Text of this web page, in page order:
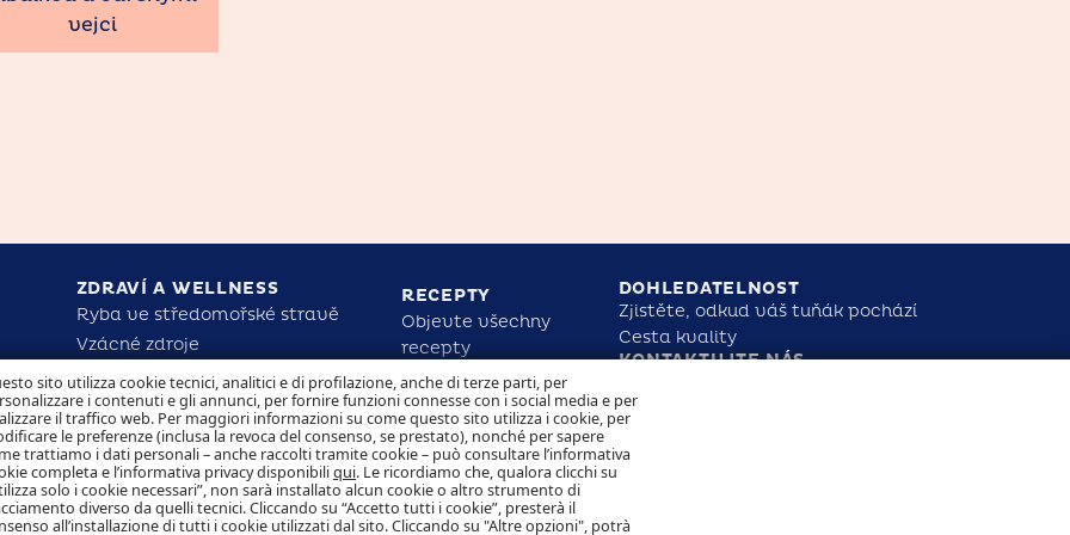
sito utilizza cookie tecnici, analitici e di profilazione, anche di terze parti, per
i contenuti e gli annunci, per fornire funzioni connesse con i social media e per
il traffico web. Per maggiori informazioni su come questo sito utilizza i cookie, per
le preferenze (inclusa la revoca del consenso, se prestato), nonché per sapere
trattiamo i dati personali – anche raccolti tramite cookie – può consultare l’informativa
completa e l’informativa privacy disponibiliqui. Le ricordiamo che, qualora clicchi su
solo i cookie necessari”, non sarà installato alcun cookie o altro strumento di
diverso da quelli tecnici. Cliccando su “Accetto tutti i cookie”, presterà il
all’installazione di tutti i cookie utilizzati dal sito. Cliccando su "Altre opzioni", potrà
vejci
ZDRAVÍ A WELLNESS
Ryba ve středomořské stravě
Vzácné zdroje
Rio Mare pro zdraví a sílu dětí
Zjistěte nutriční fakta
RECEPTY
Objevte všechny
recepty
ODPOVĚDNOST
DOHLEDATELNOST
Zjistěte, odkud váš tuňák pochází
Cesta kvality
KONTAKTUJTE NÁS
OCHRANA OSOBNÍCH ÚDAJŮ
Sledujte nás